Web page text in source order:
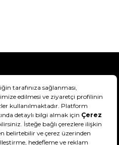
Teslimat Bilgisi
Şartlar & Koşullar
Hakkımızda